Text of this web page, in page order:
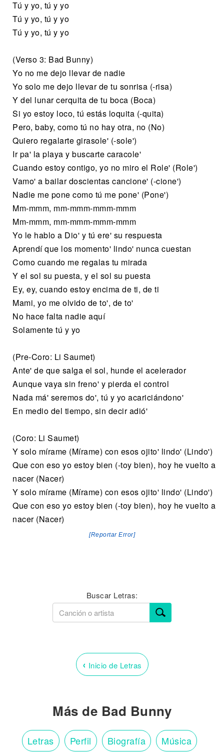
Tú y yo, tú y yo
Tú y yo, tú y yo
Tú y yo, tú y yo
(Verso 3: Bad Bunny)
Yo no me dejo llevar de nadie
Yo solo me dejo llevar de tu sonrisa (-risa)
Y del lunar cerquita de tu boca (Boca)
Si yo estoy loco, tú estás loquita (-quita)
Pero, baby, como tú no hay otra, no (No)
Quiero regalarte girasole' (-sole')
Ir pa' la playa y buscarte caracole'
Cuando estoy contigo, yo no miro el Role' (Role')
Vamo' a bailar doscientas cancione' (-cione')
Nadie me pone como tú me pone' (Pone')
Mm-mmm, mm-mmm-mmm-mmm
Mm-mmm, mm-mmm-mmm-mmm
Yo le hablo a Dio' y tú ere' su respuesta
Aprendí que los momento' lindo' nunca cuestan
Como cuando me regalas tu mirada
Y el sol su puesta, y el sol su puesta
Ey, ey, cuando estoy encima de ti, de ti
Mami, yo me olvido de to', de to'
No hace falta nadie aquí
Solamente tú y yo
(Pre-Coro: Li Saumet)
Ante' de que salga el sol, hunde el acelerador
Aunque vaya sin freno' y pierda el control
Nada má' seremos do', tú y yo acariciándono'
En medio del tiempo, sin decir adió'
(Coro: Li Saumet)
Y solo mírame (Mírame) con esos ojito' lindo' (Lindo')
Que con eso yo estoy bien (-toy bien), hoy he vuelto a
nacer (Nacer)
Y solo mírame (Mírame) con esos ojito' lindo' (Lindo')
Que con eso yo estoy bien (-toy bien), hoy he vuelto a
nacer (Nacer)
[Reportar Error]
Buscar Letras:
‹ Inicio de Letras
Más de Bad Bunny
Letras Perfil Biografía Música